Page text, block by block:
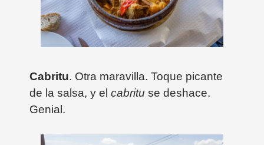
Cabritu. Otra maravilla. Toque picante
de la salsa, y el cabritu se deshace.
Genial.